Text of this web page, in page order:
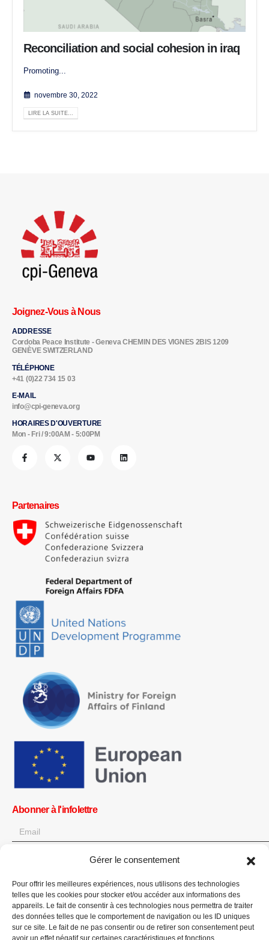
Gérer le consentement
Pour offrir les meilleures expériences, nous utilisons des technologies
telles que les cookies pour stocker et/ou accéder aux informations des
appareils. Le fait de consentir à ces technologies nous permettra de traiter
des données telles que le comportement de navigation ou les ID uniques
sur ce site. Le fait de ne pas consentir ou de retirer son consentement peut
avoir un effet négatif sur certaines caractéristiques et fonctions.
Reconciliation and social cohesion in iraq
Promoting...
novembre 30, 2022
LIRE LA SUITE...
Joignez-Vous à Nous
ADDRESSE
Cordoba Peace Institute - Geneva CHEMIN DES VIGNES 2BIS 1209
GENÈVE SWITZERLAND
TÉLÉPHONE
+41 (0)22 734 15 03
E-MAIL
info@cpi-geneva.org
HORAIRES D'OUVERTURE
Mon - Fri / 9:00AM - 5:00PM
Partenaires
Abonner à l'infolettre
Obtenez toutes les dernières informations sur les actualités, les
événements et les mises à jour. Inscrivez-vous à l'infolettre.
Faites un don